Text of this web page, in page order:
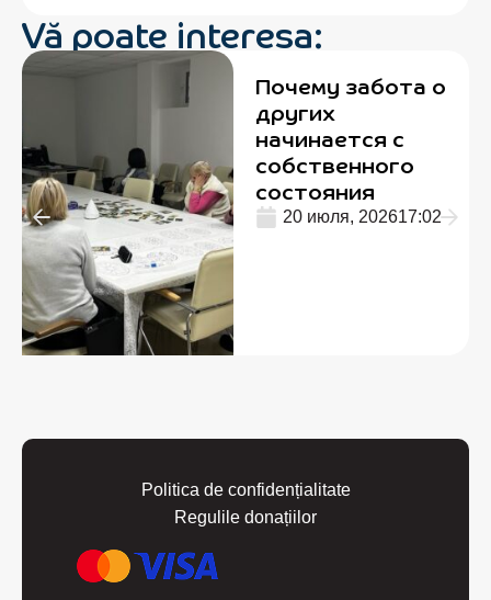
Vă poate interesa:
Почему забота о
других
начинается с
собственного
состояния
20 июля, 202617:02
Politica de confidențialitate
Regulile donațiilor